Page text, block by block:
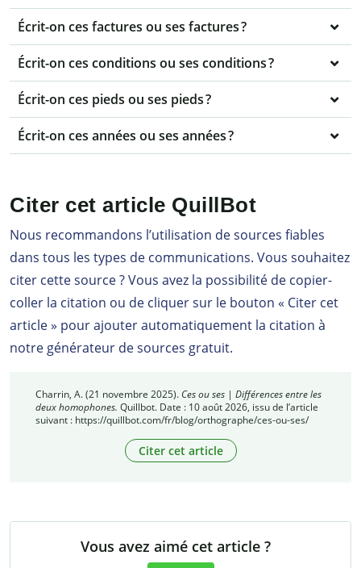
Écrit-on ces factures ou ses factures ?
Écrit-on ces conditions ou ses conditions ?
Écrit-on ces pieds ou ses pieds ?
Écrit-on ces années ou ses années ?
Citer cet article QuillBot
Nous recommandons l’utilisation de sources fiables
dans tous les types de communications. Vous souhaitez
citer cette source ? Vous avez la possibilité de copier-
coller la citation ou de cliquer sur le bouton « Citer cet
article » pour ajouter automatiquement la citation à
notre générateur de sources gratuit.
Charrin, A. (21 novembre 2025). Ces ou ses | Différences entre les
deux homophones. Quillbot. Date : 10 août 2026, issu de l’article
suivant : https://quillbot.com/fr/blog/orthographe/ces-ou-ses/
Citer cet article
Vous avez aimé cet article ?